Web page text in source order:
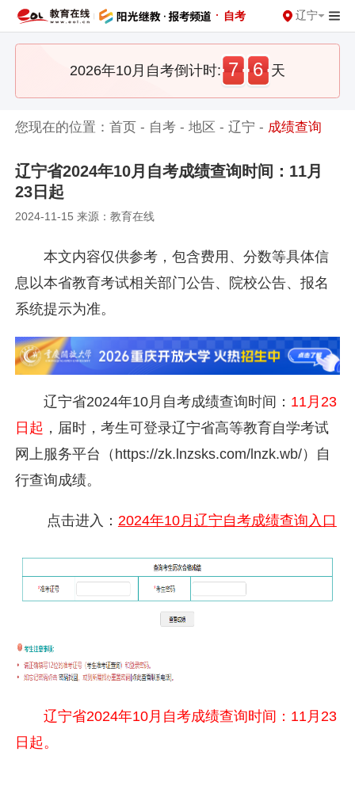
· 自考 辽宁
2026年10月自考倒计时: 7 6 天
您现在的位置：首页 - 自考 -地区 -辽宁 - 成绩查询
辽宁省2024年10月自考成绩查询时间：11月
23日起
2024-11-15 来源：教育在线
本文内容仅供参考，包含费用、分数等具体信
息以本省教育考试相关部门公告、院校公告、报名
系统提示为准。
辽宁省2024年10月自考成绩查询时间： 11月23
日起 ，届时，考生可登录辽宁省高等教育自学考试
网上服务平台（ https://zk.lnzsks.com/lnzk.wb/）自
行查询成绩。
点击进入： 2024年10月辽宁自考成绩查询入口
辽宁省2024年10月自考成绩查询时间：11月23
日起。